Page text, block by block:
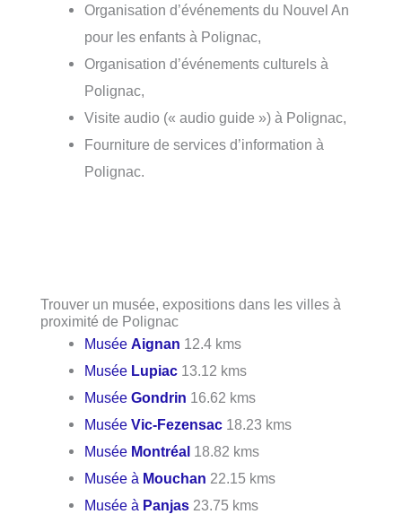
Organisation d’événements du Nouvel An
pour les enfants à Polignac,
Organisation d’événements culturels à
Polignac,
Visite audio (« audio guide ») à Polignac,
Fourniture de services d’information à
Polignac.
Trouver un musée, expositions dans les villes à
proximité de Polignac
MuséeAignan 12.4 kms
Musée Lupiac 13.12 kms
MuséeGondrin 16.62 kms
MuséeVic-Fezensac 18.23 kms
Musée Montréal 18.82 kms
Musée à Mouchan 22.15 kms
Musée à Panjas 23.75 kms